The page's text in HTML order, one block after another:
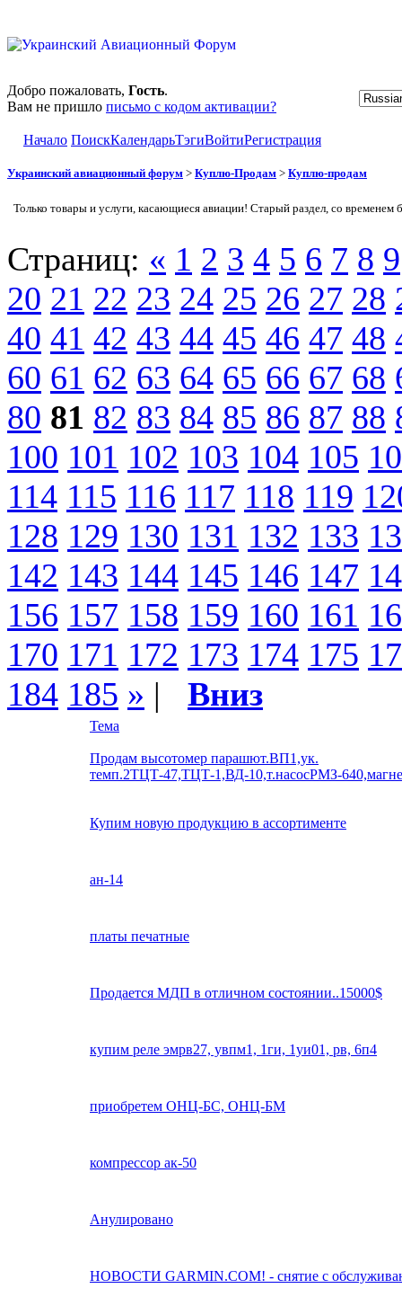
Добро пожаловать, Гость.
Вам не пришло письмо с кодом активации?
Начало ПоискКалендарьТэгиВойтиРегистрация
Украинский авиационный форум > Куплю-Продам > Куплю-продам
Только товары и услуги, касающиеся авиации! Старый раздел, со временем
Страниц: « 1 2 3 4 5 6 7 8 9
20 21 22 23 24 25 26 27 28
40 41 42 43 44 45 46 47 48
60 61 62 63 64 65 66 67 68
80 81 82 83 84 85 86 87 88
100 101 102 103 104 105
114 115 116 117 118 119
128 129 130 131 132 133
142 143 144 145 146 147
156 157 158 159 160 161
170 171 172 173 174 175
184 185 » | Вниз
Тема
Продам высотомер парашют.ВП1,ук.
темп.2ТЦТ-47,ТЦТ-1,ВД-10,т.насосРМЗ-
Купим новую продукцию в ассортименте
ан-14
платы печатные
Продается МДП в отличном состоянии..15000$
купим реле эмрв27, увпм1, 1ги, 1уи01, рв, 6п4
приобретем ОНЦ-БС, ОНЦ-БМ
компрессор ак-50
Анулировано
НОВОСТИ GARMIN.COM! - снятие с